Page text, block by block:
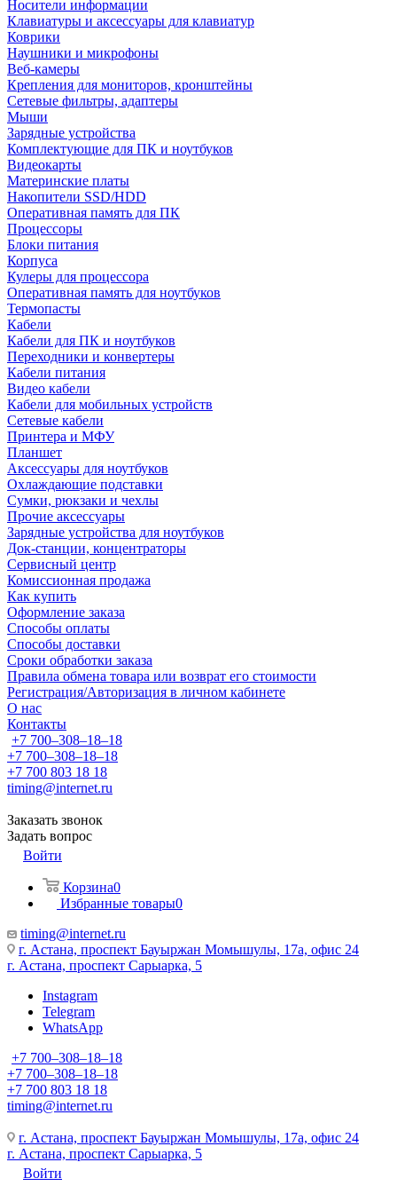
Носители информации
Клавиатуры и аксессуары для клавиатур
Коврики
Наушники и микрофоны
Веб-камеры
Крепления для мониторов, кронштейны
Сетевые фильтры, адаптеры
Мыши
Зарядные устройства
Комплектующие для ПК и ноутбуков
Видеокарты
Материнские платы
Накопители SSD/HDD
Оперативная память для ПК
Процессоры
Блоки питания
Корпуса
Кулеры для процессора
Оперативная память для ноутбуков
Термопасты
Кабели
Кабели для ПК и ноутбуков
Переходники и конвертеры
Кабели питания
Видео кабели
Кабели для мобильных устройств
Сетевые кабели
Принтера и МФУ
Планшет
Аксессуары для ноутбуков
Охлаждающие подставки
Сумки, рюкзаки и чехлы
Прочие аксессуары
Зарядные устройства для ноутбуков
Док-станции, концентраторы
Сервисный центр
Комиссионная продажа
Как купить
Оформление заказа
Способы оплаты
Способы доставки
Сроки обработки заказа
Правила обмена товара или возврат его стоимости
Регистрация/Авторизация в личном кабинете
О нас
Контакты
+7 700‒308‒18‒18
+7 700‒308‒18‒18
+7 700 803 18 18
timing@internet.ru
Заказать звонок
Задать вопрос
Войти
Корзина0
Избранные товары0
timing@internet.ru
г. Астана, проспект Бауыржан Момышулы, 17а, офис 24
г. Астана, проспект Сарыарка, 5
Instagram
Telegram
WhatsApp
+7 700‒308‒18‒18
+7 700‒308‒18‒18
+7 700 803 18 18
timing@internet.ru
г. Астана, проспект Бауыржан Момышулы, 17а, офис 24
г. Астана, проспект Сарыарка, 5
Войти